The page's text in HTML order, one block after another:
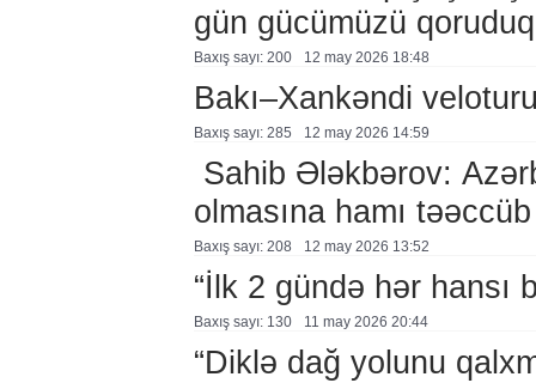
gün gücümüzü qoruduq
Baxış sayı: 200 12 may 2026 18:48
Bakı–Xankəndi
Baxış sayı: 285 12 may 2026 14:59
Sahib Ələkbərov:
olmasına hamı
Baxış sayı: 208 12 may 2026 13:52
“İlk 2 gündə hər hansı
Baxış sayı: 130 11 may 2026 20:44
“Diklə dağ yolunu